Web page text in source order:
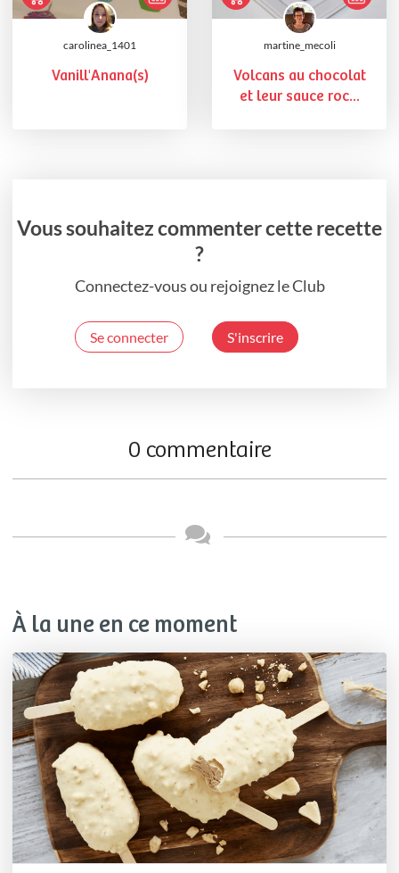
carolinea_1401
Vanill'Anana(s)
martine_mecoli
Volcans au chocolat
et leur sauce roc...
Vous souhaitez commenter cette recette
?
Connectez-vous ou rejoignez le Club
Se connecter S'inscrire
0 commentaire
À la une en ce moment